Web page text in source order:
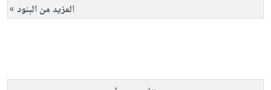
المزيد من البنود »